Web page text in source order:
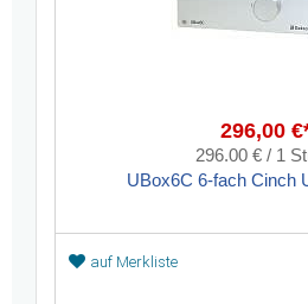
296,00
296.00 € / 1
UBox6C 6-fach Cinch
auf Merkliste